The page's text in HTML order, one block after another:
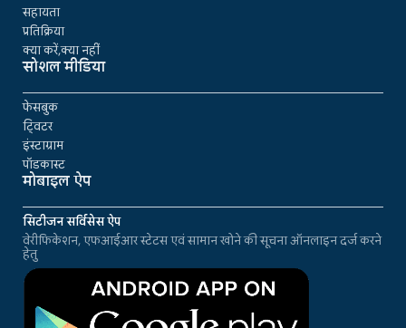
सहायता
प्रतिक्रिया
क्या करें,क्या नहीं
सोशल मीडिया
फेसबुक
ट्विटर
इंस्टाग्राम
पॉडकास्ट
मोबाइल ऐप
सिटीजन सर्विसेस ऐप
वेरीफिकेशन, एफआईआर स्टेटस एवं सामान खोने की सूचना ऑनलाइन दर्ज करने
हेतु